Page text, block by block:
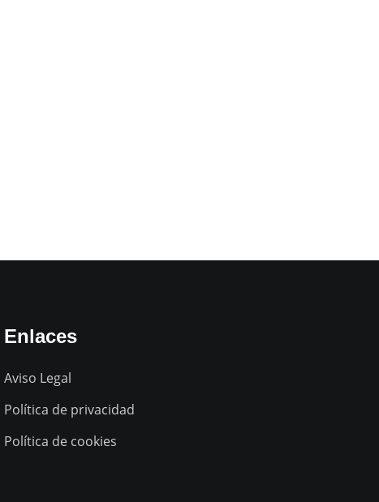
Enlaces
Aviso Legal
Política de privacidad
Política de cookies